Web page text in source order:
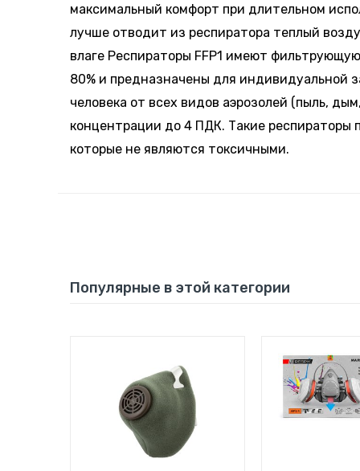
максимальный комфорт при длительном
лучше отводит из респиратора теплый
влаге Респираторы FFP1 имеют
80% и предназначены для индивидуальной
человека от всех видов аэрозолей (пыль,
концентрации до 4 ПДК. Такие респираторы
которые не являются токсичными.
Популярные в этой категории